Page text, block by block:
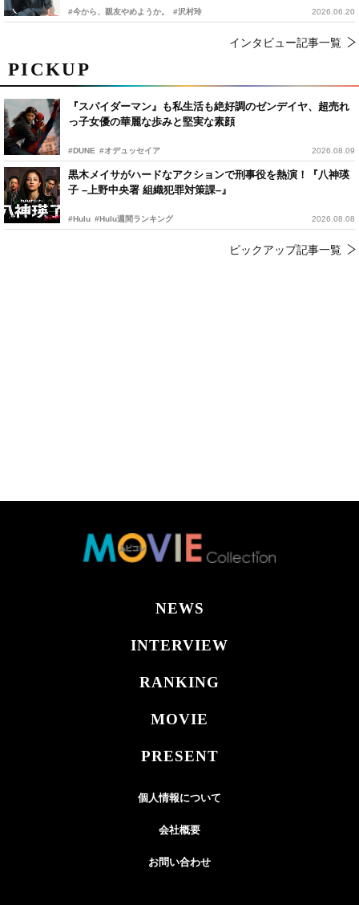
PICKUP
『スパイダーマン』も私生活も絶好調のゼンデイヤ、超売れ
っ子女優の華麗な歩みと堅実な素顔
#DUNE #オデュッセイア 2026.08.09
黒木メイサがハードなアクションで刑事役を熱演！『八神瑛
子 –上野中央署 組織犯罪対策課–』
#Hulu #Hulu週間ランキング 2026.08.08
ピックアップ記事一覧
#今から、親友やめようか。 #沢村玲 2026.06.20
インタビュー記事一覧
NEWS
INTERVIEW
RANKING
MOVIE
PRESENT
個人情報について
会社概要
お問い合わせ